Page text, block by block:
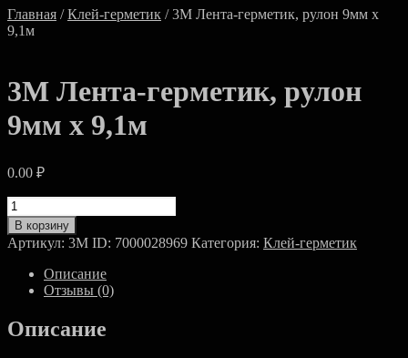
Главная /Клей-герметик / 3M Лента-герметик, рулон 9мм х
9,1м
3M Лента-герметик, рулон
9мм х 9,1м
0.00 ₽
Количество
товара
3M
Лента-
герметик,
рулон
х
9,1м
В корзину
Артикул: 3M ID: 7000028969 Категория: Клей-герметик
Описание
Отзывы (0)
Описание